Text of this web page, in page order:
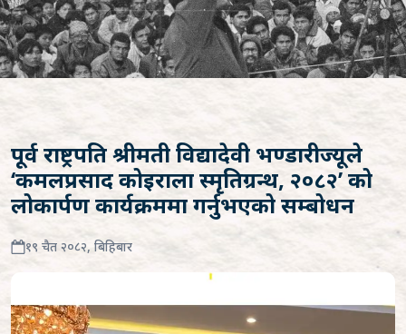
पूर्व राष्ट्रपति श्रीमती विद्यादेवी भण्डारीज्यूले
‘कमलप्रसाद कोइराला स्मृतिग्रन्थ, २०८२ʼ को
लोकार्पण कार्यक्रममा गर्नुभएको सम्बोधन
१९ चैत २०८२, बिहिबार